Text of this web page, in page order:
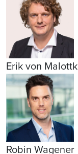
Erik von
Robin Wagener